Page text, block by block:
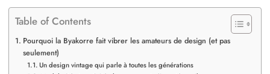
Table of Contents
Pourquoi la Byakorre fait vibrer les amateurs de design (et pas
seulement)
Un design vintage qui parle à toutes les générations